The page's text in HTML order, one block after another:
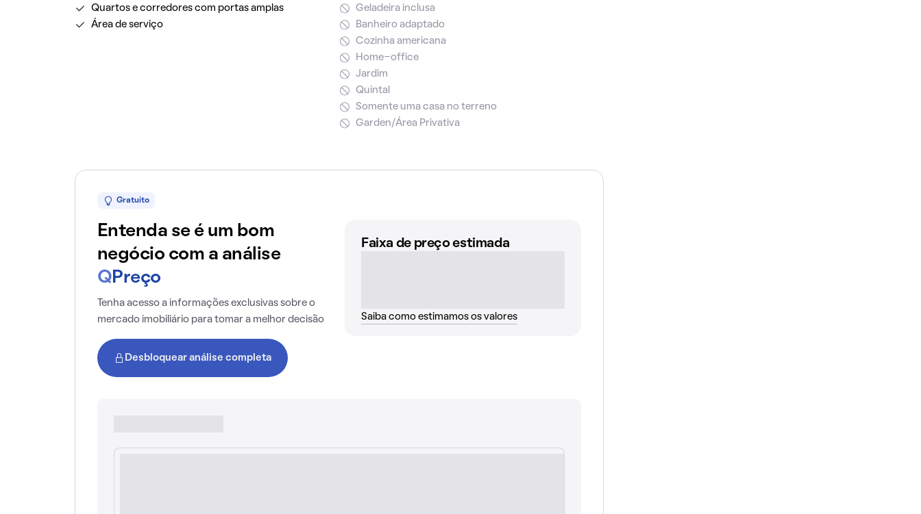
Quartos e corredores com portas amplas
Área de serviço
Geladeira inclusa
Banheiro adaptado
Cozinha americana
Home-office
Jardim
Quintal
Somente uma casa no terreno
Garden/Área Privativa
Gratuito
Entenda se é um bom
negócio com a análise
Q Preço
Tenha acesso a informações exclusivas sobre o
mercado imobiliário para tomar a melhor decisão
Desbloquear análise completa
Faixa de preço estimada
Saiba como estimamos os valores